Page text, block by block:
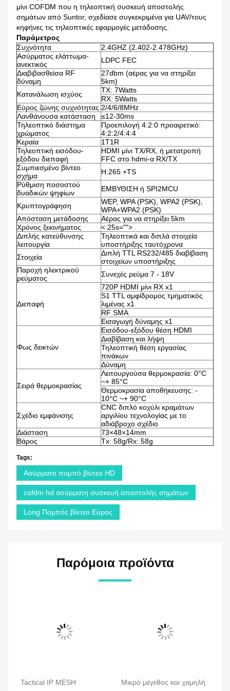
μίνι COFDM που η τηλεοπτική συσκευή αποστολής
σημάτων από Suntor, σχεδίασε συγκεκριμένα για UAV/τους
κηφήνες τις τηλεοπτικές εφαρμογές μετάδοσης.
Παράμετρος
Συχνότητα
2.4GHZ (2.402-2.478GHz)
Ασύρματος ελάττωμα-
ανεκτικός
LDPC FEC
Διαβιβασθείσα RF
δύναμη
27dbm (αέρας για να στηρίξει
5km)
Κατανάλωση ισχύος
TX: 7Watts
RX: 5Watts
Εύρος ζώνης συχνότητας 2/4/6/8MHz
Λανθάνουσα κατάσταση
≤12-30ms
Τηλεοπτικό διάστημα
χρώματος
Προεπιλογή 4:2:0 προαιρετικό:
4:2:2/4:4:4
Κεραία
1T1R
Τηλεοπτική εισόδου-
εξόδου διεπαφή
HDMI μίνι TX/RX, ή μετατροπή
FFC στο hdmi-α RX/TX
Συμπιεσμένο βίντεο
σχήμα
H.265 +TS
Ρύθμιση ποσοστού
δυαδικών ψηφίων
ΕΜΒΥΘΙΣΗ ή SPI2MCU
Κρυπτογράφηση
WEP, WPA (PSK), WPA2 (PSK),
WPA+WPA2 (PSK)
Απόσταση μετάδοσης
Αέρας για να στηρίξει 5km
Χρόνος ξεκινήματος
< 25s="">
Διπλής κατεύθυνσης
λειτουργία
Τηλεοπτικά και διπλά στοιχεία
υποστήριξης ταυτόχρονα
Στοιχεία
Διπλή TTL RS232/485 διαβίβαση
στοιχείων υποστήριξης
Παροχή ηλεκτρικού
ρεύματος
Συνεχές ρεύμα 7 - 18V
Διεπαφή
720P HDMI μίνι RX x1
S1 TTL αμφίδρομος τμηματικός
λιμένας x1
RF SMA
Εισαγωγή δύναμης x1
Φως δεικτών
Εισόδου-εξόδου θέση HDMI
Διαβίβαση και λήψη
Τηλεοπτική θέση εργασίας
πινάκων
Δύναμη
Σειρά θερμοκρασίας
Λειτουργούσα θερμοκρασία: 0°C
~+ 85°C
Θερμοκρασία αποθήκευσης: -
10°C ~+ 90°C
Σχέδιο εμφάνισης
CNC διπλό κοχύλι κραμάτων
αργιλίου τεχνολογίας με το
αδιάβροχο σχέδιο
Διάσταση
73×48×14mm
Βάρος
Tx: 58g/Rx: 58g
Tags:
Ασύρματο πομπό βίντεο HD
cofdm hd ασύρματη συσκευή αποστολής σημάτων
Long Πομπός βίντεο Εύρος
Παρόμοια προϊόντα
Tactical IP MESH
Μικρό μέγεθος και χαμηλή